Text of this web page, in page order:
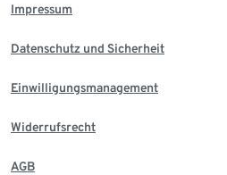
Impressum
Datenschutz und Sicherheit
Einwilligungsmanagement
Widerrufsrecht
AGB